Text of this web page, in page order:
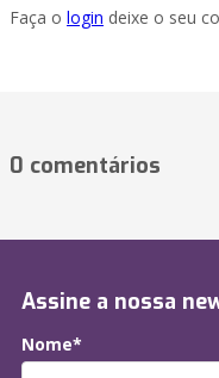
Faça o login deixe o seu
0 comentários
Assine a nossa
Nome*